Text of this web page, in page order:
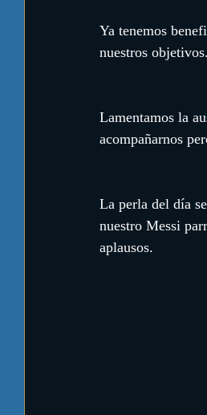
Ya tenemos
nuestros objetivos.
Lamentamos la
acompañarnos
La perla del día
nuestro Messi
aplausos.